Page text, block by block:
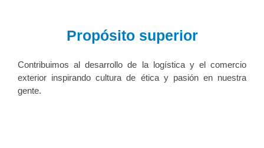
Propósito superior
Contribuimos al desarrollo de la logística y el comercio
exterior inspirando cultura de ética y pasión en nuestra
gente.